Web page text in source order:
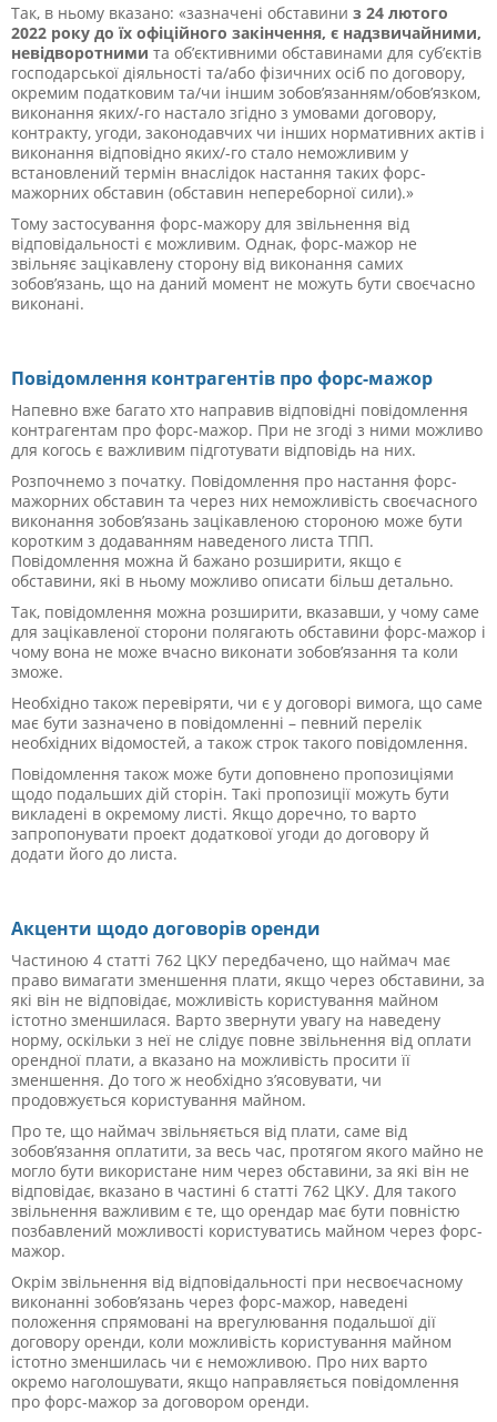
Так, в ньому вказано: «зазначені обставини з 24 лютого
2022 року до їх офіційного закінчення, є надзвичайними,
невідворотними та об’єктивними обставинами для суб’єктів
господарської діяльності та/або фізичних осіб по договору,
окремим податковим та/чи іншим зобов’язанням/обов’язком,
виконання яких/-го настало згідно з умовами договору,
контракту, угоди, законодавчих чи інших нормативних актів і
виконання відповідно яких/-го стало неможливим у
встановлений термін внаслідок настання таких форс-
мажорних обставин (обставин непереборної сили).»
Тому застосування форс-мажору для звільнення від
відповідальності є можливим. Однак, форс-мажор не
звільняє зацікавлену сторону від виконання самих
зобов’язань, що на даний момент не можуть бути своєчасно
виконані.
Повідомлення контрагентів про форс-мажор
Напевно вже багато хто направив відповідні повідомлення
контрагентам про форс-мажор. При не згоді з ними можливо
для когось є важливим підготувати відповідь на них.
Розпочнемо з початку. Повідомлення про настання форс-
мажорних обставин та через них неможливість своєчасного
виконання зобов’язань зацікавленою стороною може бути
коротким з додаванням наведеного листа ТПП.
Повідомлення можна й бажано розширити, якщо є
обставини, які в ньому можливо описати більш детально.
Так, повідомлення можна розширити, вказавши, у чому саме
для зацікавленої сторони полягають обставини форс-мажор і
чому вона не може вчасно виконати зобов’язання та коли
зможе.
Необхідно також перевіряти, чи є у договорі вимога, що саме
має бути зазначено в повідомленні – певний перелік
необхідних відомостей, а також строк такого повідомлення.
Повідомлення також може бути доповнено пропозиціями
щодо подальших дій сторін. Такі пропозиції можуть бути
викладені в окремому листі. Якщо доречно, то варто
запропонувати проект додаткової угоди до договору й
додати його до листа.
Акценти щодо договорів оренди
Частиною 4 статті 762 ЦКУ передбачено, що наймач має
право вимагати зменшення плати, якщо через обставини, за
які він не відповідає, можливість користування майном
істотно зменшилася. Варто звернути увагу на наведену
норму, оскільки з неї не слідує повне звільнення від оплати
орендної плати, а вказано на можливість просити її
зменшення. До того ж необхідно з’ясовувати, чи
продовжується користування майном.
Про те, що наймач звільняється від плати, саме від
зобов’язання оплатити, за весь час, протягом якого майно не
могло бути використане ним через обставини, за які він не
відповідає, вказано в частині 6 статті 762 ЦКУ. Для такого
звільнення важливим є те, що орендар має бути повністю
позбавлений можливості користуватись майном через форс-
мажор.
Окрім звільнення від відповідальності при несвоєчасному
виконанні зобов’язань через форс-мажор, наведені
положення спрямовані на врегулювання подальшої дії
договору оренди, коли можливість користування майном
істотно зменшилась чи є неможливою. Про них варто
окремо наголошувати, якщо направляється повідомлення
про форс-мажор за договором оренди.